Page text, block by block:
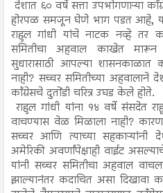
देशात ६० वर्षे सत्ता उपभोगणाऱ्या
होरपळ समजून घेणे भाग पडत आहे,
राहुल गांधी यांचे नाटक नव्हे तर
समितीचा अहवाल काखेत मारून
सुधारासाठी आपल्या
नाही? सच्चर समितीच्या अहवालाने
काँग्रेसचे दुतोंडी चरित्र उघड केले होते.
राहुल गांधी यांना १४ वर्षे संसदेत
वाचण्यास वेळ मिळाला नाही?
सच्चर आणि त्याच्या सहकाऱ्यांनी
अमेरिकी अवर्णांपेक्षाही वाईट
यांनी सच्चर समितीचा अहवाल
झाल्यानंतर कदाचित असा दिखावा